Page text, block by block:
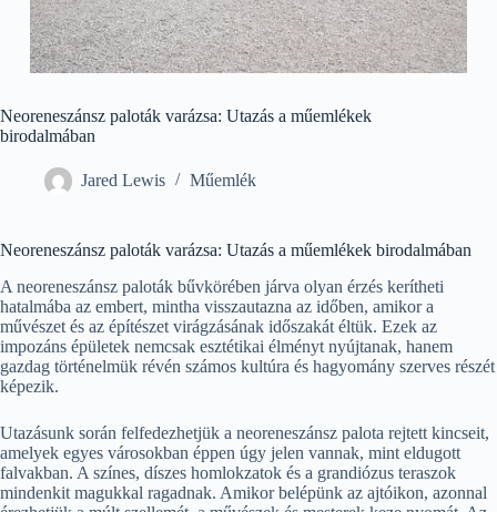
Neoreneszánsz paloták varázsa: Utazás a műemlékek
birodalmában
Jared Lewis Műemlék
Neoreneszánsz paloták varázsa: Utazás a műemlékek birodalmában
A neoreneszánsz paloták bűvkörében járva olyan érzés kerítheti
hatalmába az embert, mintha visszautazna az időben, amikor a
művészet és az építészet virágzásának időszakát éltük. Ezek az
impozáns épületek nemcsak esztétikai élményt nyújtanak, hanem
gazdag történelmük révén számos kultúra és hagyomány szerves részét
képezik.
Utazásunk során felfedezhetjük a neoreneszánsz palota rejtett kincseit,
amelyek egyes városokban éppen úgy jelen vannak, mint eldugott
falvakban. A színes, díszes homlokzatok és a grandiózus teraszok
mindenkit magukkal ragadnak. Amikor belépünk az ajtóikon, azonnal